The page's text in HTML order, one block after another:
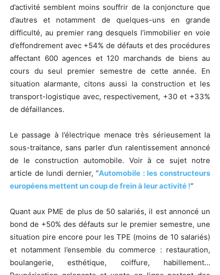
d’activité semblent moins souffrir de la conjoncture que
d’autres et notamment de quelques-uns en grande
difficulté, au premier rang desquels l’immobilier en voie
d’effondrement avec +54% de défauts et des procédures
affectant 600 agences et 120 marchands de biens au
cours du seul premier semestre de cette année. En
situation alarmante, citons aussi la construction et les
transport-logistique avec, respectivement, +30 et +33%
de défaillances.
Le passage à l’électrique menace très sérieusement la
sous-traitance, sans parler d’un ralentissement annoncé
de le construction automobile. Voir à ce sujet notre
article de lundi dernier, “Automobile : les constructeurs
européens mettent un coup de frein à leur activité !“
Quant aux PME de plus de 50 salariés, il est annoncé un
bond de +50% des défauts sur le premier semestre, une
situation pire encore pour les TPE (moins de 10 salariés)
et notamment l’ensemble du commerce : restauration,
boulangerie, esthétique, coiffure, habillement…